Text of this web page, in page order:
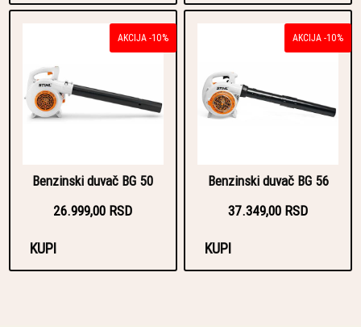
AKCIJA -10%
Benzinski duvač BG 50
26.999,00 RSD
KUPI
AKCIJA -10%
Benzinski duvač BG 56
37.349,00 RSD
KUPI